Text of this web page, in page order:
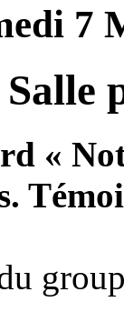
7
Salle
«